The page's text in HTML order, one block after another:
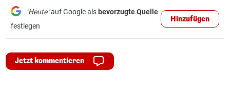
"Heute"auf Google als bevorzugte Quelle
festlegen
Hinzufügen
Jetzt kommentieren